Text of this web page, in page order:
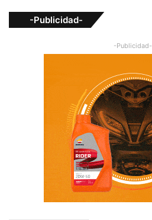
-Publicidad-
-Publicidad-